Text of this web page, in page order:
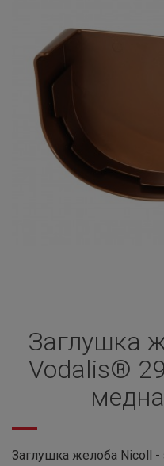
Заглушка
Vodalis®
Заглушка желоба Nicoll -